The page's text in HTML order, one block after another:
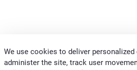
CONTACTS
We use cookies to deliver personalized
administer the site, track user